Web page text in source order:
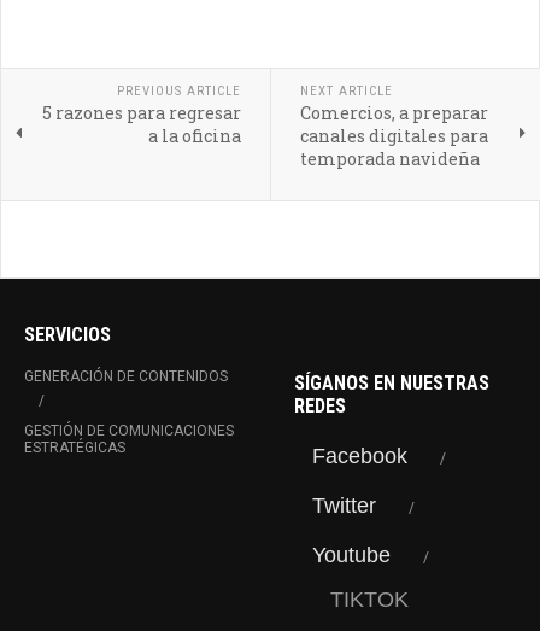
PREVIOUS ARTICLE
5 razones para regresar
a la oficina
NEXT ARTICLE
Comercios, a preparar
canales digitales para
temporada navideña
SERVICIOS
GENERACIÓN DE CONTENIDOS
GESTIÓN DE COMUNICACIONES
ESTRATÉGICAS
SÍGANOS EN NUESTRAS
REDES
Facebook
Twitter
Youtube
TIKTOK